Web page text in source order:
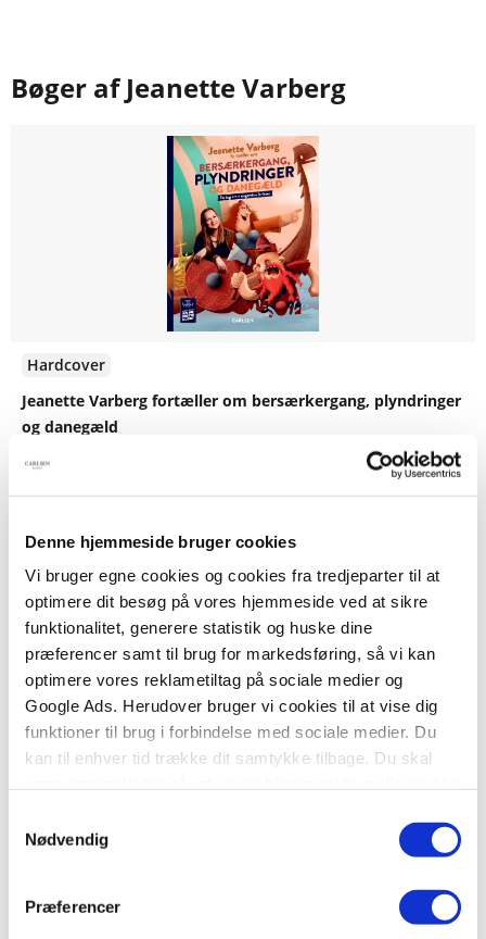
Denne hjemmeside bruger cookies
Vi bruger egne cookies og cookies fra tredjeparter til at
optimere dit besøg på vores hjemmeside ved at sikre
funktionalitet, generere statistik og huske dine
præferencer samt til brug for markedsføring, så vi kan
optimere vores reklametiltag på sociale medier og
Google Ads. Herudover bruger vi cookies til at vise dig
funktioner til brug i forbindelse med sociale medier. Du
kan til enhver tid trække dit samtykke tilbage. Du skal
tilbagetrækker et samtykke.
Nødvendig
Præferencer
Bøger af Jeanette Varberg
Hardcover
Jeanette Varberg fortæller om bersærkergang, plyndringer
og danegæld
Thomas Brunstrøm
149,95 KR.
Serie
Thomas Brunstrøm Eske Willerslev